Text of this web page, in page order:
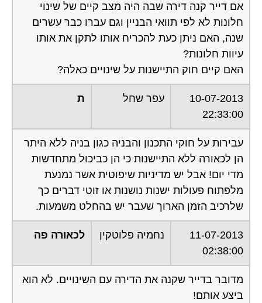
אם דייר קנה דירה שבה היה מצב קיים של שינוי
חלונות לא לפי תוואי הבניין וגם עברו כבר עשרים
שנה, האם ניתן כעת להכריח אותו לתקן את אותו
עיוות חלונות?
האם קיים חוק התיישנות על שינויים כאלה?
10-07-2013
22:33:00
עפר שחל ת
עבירות על חוקי התכנון והבניה כגון בניה ללא היתר
הן לכאורה ללא התיישנות כי הן כביכול מתחדשות
מדי יום! אבל יש מדיניות שיפוטית אשר נמנעת
מלפתוח פעולות ישנות נושנות או זוטי דברים כך
שלרכיב הזמן הארוך שעבר יש בהחלט משמעות.
11-07-2013
02:38:00
נחמיה פלוטקין לכאורה פה
מדובר בדייר שקנה את הדירה עם השינויים. לא הוא
ביצע אותם!